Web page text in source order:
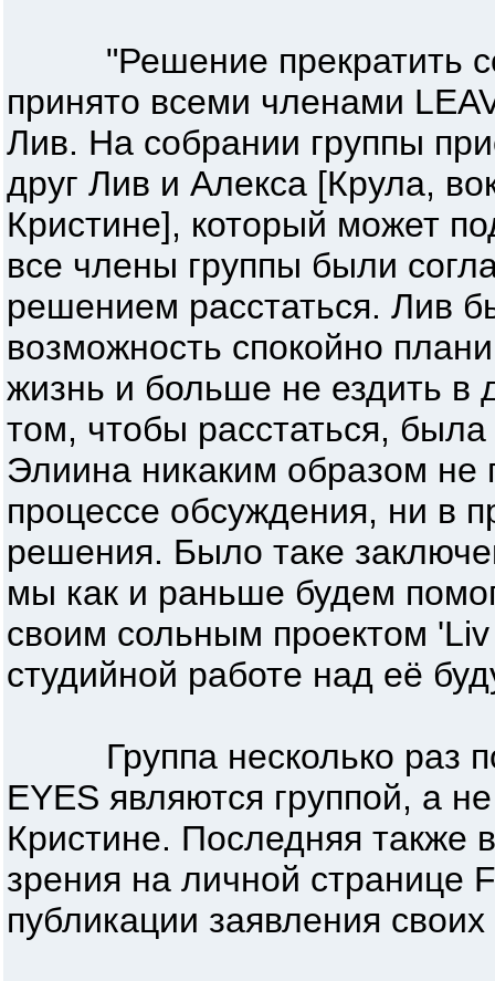
"Решение прекратить
принято всеми членами
Лив. На собрании группы
друг Лив и Алекса [Крула,
Кристине], который может
все члены группы были
решением расстаться. Лив
возможность спокойно
жизнь и больше не ездить
том, чтобы расстаться,
Элиина никаким образом не
процессе обсуждения, ни в
решения. Было таке
мы как и раньше будем
своим сольным проектом
студийной работе над её
Группа несколько раз
EYES являются группой, а
Кристине. Последняя также
зрения на личной странице
публикации заявления